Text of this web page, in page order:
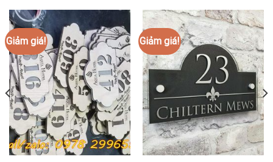
Giảm giá! Giảm giá!